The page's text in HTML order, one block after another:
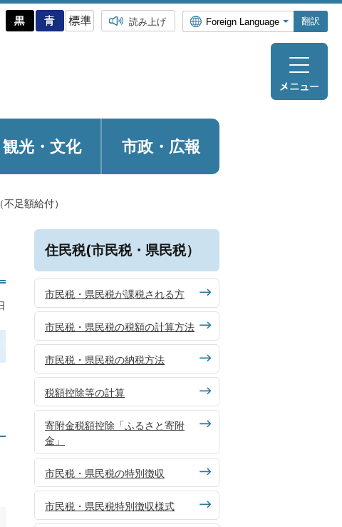
読み上げ 翻訳
観光・ 文化 市政・広報
足額給付）
住民税(市民税・県民税）
市民税・県民税が課税される方
市民税・県民税の税額の計算方法
市民税・県民税の納税方法
税額控除等の計算
寄附金税額控除「ふるさと寄附
金」
市民税・県民税の特別徴収
市民税・県民税特別徴収様式